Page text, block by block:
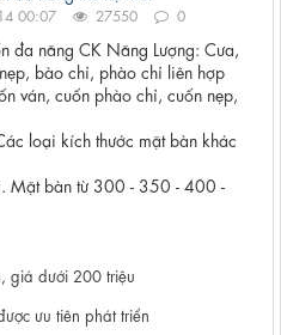
00:07 27550 0
đa năng CK Năng Lượng: Cưa,
bào chỉ, phào chỉ liên hợp
ván, cuốn phào chỉ, cuốn nẹp,
loại kích thước mặt bàn khác
Mặt bàn từ 300 - 350 - 400 -
giá dưới 200 triệu
ưu tiên phát triển